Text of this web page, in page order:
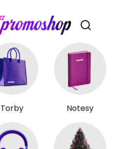
Otwórz
Torby Notesy